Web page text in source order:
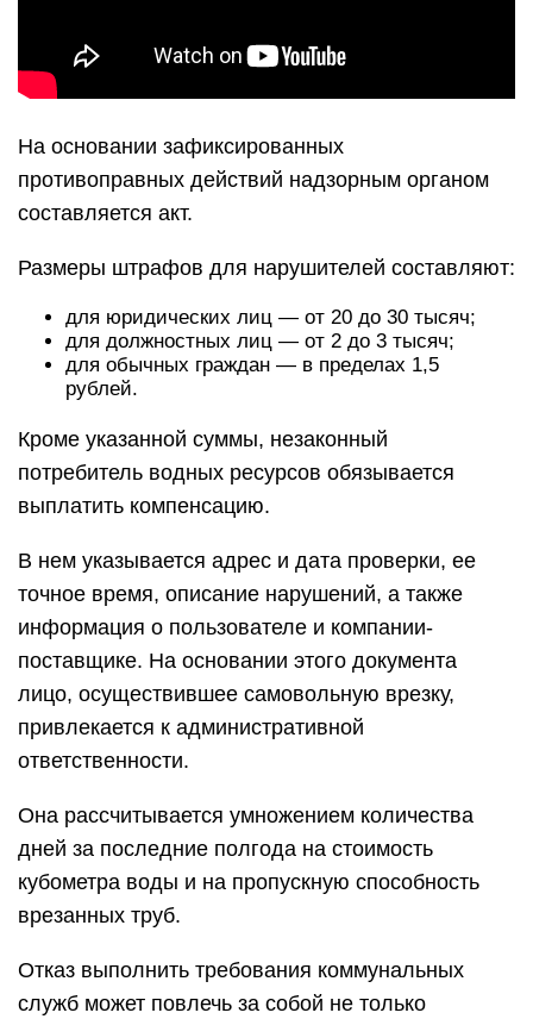
На основании зафиксированных
противоправных действий надзорным органом
составляется акт.
Размеры штрафов для нарушителей составляют:
для юридических лиц — от 20 до 30 тысяч;
для должностных лиц — от 2 до 3 тысяч;
для обычных граждан — в пределах 1,5
рублей.
Кроме указанной суммы, незаконный
потребитель водных ресурсов обязывается
выплатить компенсацию.
В нем указывается адрес и дата проверки, ее
точное время, описание нарушений, а также
информация о пользователе и компании-
поставщике. На основании этого документа
лицо, осуществившее самовольную врезку,
привлекается к административной
ответственности.
Она рассчитывается умножением количества
дней за последние полгода на стоимость
кубометра воды и на пропускную способность
врезанных труб.
Отказ выполнить требования коммунальных
служб может повлечь за собой не только